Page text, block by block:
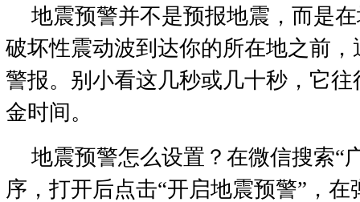
地震预警并不是预报地震，而是
破坏性震动波到达你的所在地之前
警报。别小看这几秒或几十秒，它
金时间。
地震预警怎么设置？在微信搜索“
序，打开后点击“开启地震预警”，